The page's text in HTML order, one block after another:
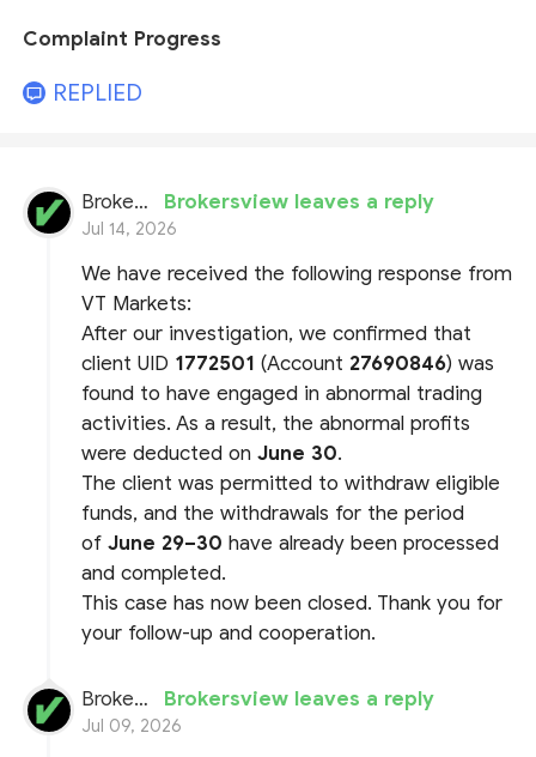
Complaint Progress
REPLIED
BrokersView Brokersview leaves a reply
Jul 14, 2026
We have received the following response from
VT Markets:
After our investigation, we confirmed that
client UID 1772501 (Account 27690846) was
found to have engaged in abnormal trading
activities. As a result, the abnormal profits
were deducted onJune 30.
The client was permitted to withdraw eligible
funds, and the withdrawals for the period
ofJune 29–30 have already been processed
and completed.
This case has now been closed. Thank you for
your follow-up and cooperation.
BrokersView Brokersview leaves a reply
Jul 09, 2026